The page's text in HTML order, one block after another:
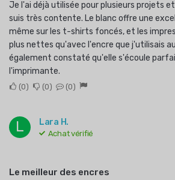
Je l'ai déjà utilisée pour plusieurs projets
suis très contente. Le blanc offre une
même sur les t-shirts foncés, et les
plus nettes qu'avec l'encre que j'utilisais
également constaté qu'elle s'écoule
l'imprimante.
0 0 0
L Lara H.
Achat vérifié
Le meilleur des encres